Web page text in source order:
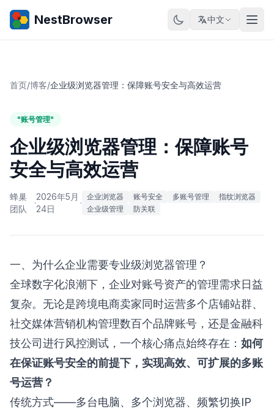
NestBrowser 中文
首页/博客/企业级浏览器管理：保障账号安全与高效运营
"账号管理"
企业级浏览器管理：保障账号
安全与高效运营
蜂巢
团队
·
2026年5月
24日
·
企业浏览器 账号安全 多账号管理
指纹浏览器
企业级管理
防关联
一、为什么企业需要专业级浏览器管理？
全球数字化浪潮下，企业对账号资产的管理需求日益
复杂。无论是跨境电商卖家同时运营多个店铺站群、
社交媒体营销机构管理数百个品牌账号，还是金融科
技公司进行风控测试，一个核心痛点始终存在： 如何
在保证账号安全的前提下，实现高效、可扩展的多账
号运营？
传统方式——多台电脑、多个浏览器、频繁切换IP